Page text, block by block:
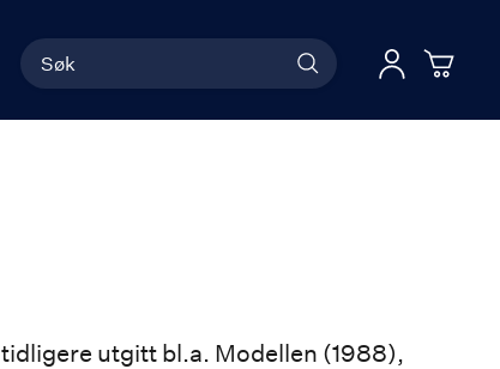
Søk Logg
utgitt bl.a. Modellen (1988),